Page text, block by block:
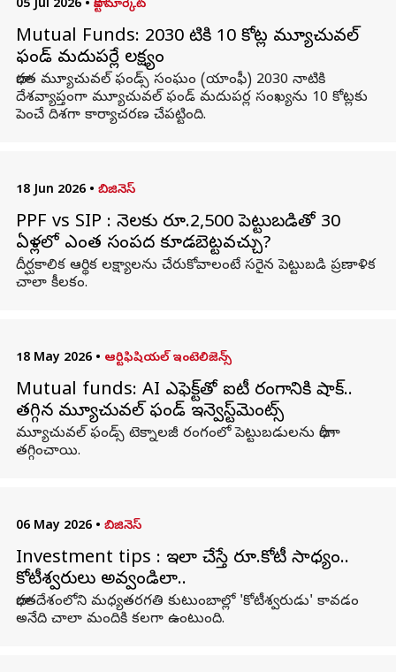
05 Jul 2026 • స్టాక్ మార్కెట్
Mutual Funds: 2030 నాటికి 10 కోట్ల మ్యూచువల్
ఫండ్ మదుపర్లే లక్ష్యం
భారత మ్యూచువల్ ఫండ్స్ సంఘం (యాంఫీ) 2030 నాటికి
దేశవ్యాప్తంగా మ్యూచువల్ ఫండ్ మదుపర్ల సంఖ్యను 10 కోట్లకు
పెంచే దిశగా కార్యాచరణ చేపట్టింది.
18 Jun 2026 • బిజినెస్
PPF vs SIP : నెలకు రూ.2,500 పెట్టుబడితో 30
ఏళ్లలో ఎంత సంపద కూడబెట్టవచ్చు?
దీర్ఘకాలిక ఆర్థిక లక్ష్యాలను చేరుకోవాలంటే సరైన పెట్టుబడి ప్రణాళిక
చాలా కీలకం.
18 May 2026 • ఆర్టిఫిషియల్ ఇంటెలిజెన్స్
Mutual funds: AI ఎఫెక్ట్‌తో ఐటీ రంగానికి షాక్..
తగ్గిన మ్యూచువల్ ఫండ్ ఇన్వెస్ట్‌మెంట్స్
మ్యూచువల్ ఫండ్స్ టెక్నాలజీ రంగంలో పెట్టుబడులను భారీగా
తగ్గించాయి.
06 May 2026 • బిజినెస్
Investment tips : ఇలా చేస్తే రూ.కోటీ సాధ్యం..
కోటీశ్వరులు అవ్వండిలా..
భారతదేశంలోని మధ్యతరగతి కుటుంబాల్లో 'కోటీశ్వరుడు' కావడం
అనేది చాలా మందికి కలగా ఉంటుంది.